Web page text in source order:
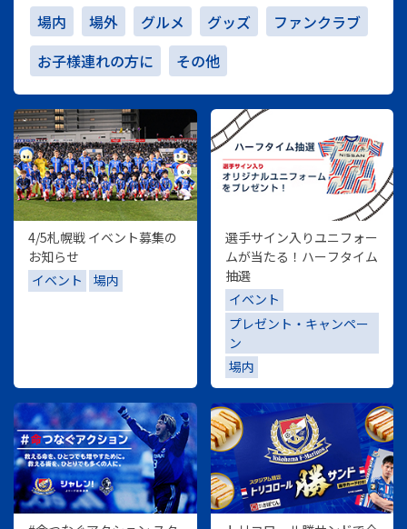
場内 場外 グルメ グッズ
ファンクラブ
お子様連れの方に
その他
4/5札幌戦 イベント募集の
お知らせ
イベント
場内
選手サイン入りユニフォー
ムが当たる！ハーフタイム
抽選
イベント
プレゼント・キャンペー
ン
場内